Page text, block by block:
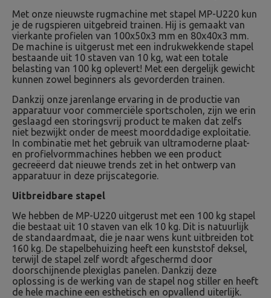
Met onze nieuwste rugmachine met stapel MP-U220 kun
je de rugspieren uitgebreid trainen. Hij is gemaakt van
vierkante profielen van 100x50x3 mm en 80x40x3 mm.
De machine is uitgerust met een indrukwekkende stapel
bestaande uit 10 staven van 10 kg, wat een totale
belasting van 100 kg oplevert! Met een dergelijk gewicht
kunnen zowel beginners als gevorderden trainen.
Dankzij onze jarenlange ervaring in de productie van
apparatuur voor commerciële sportscholen, zijn we erin
geslaagd een storingsvrij product te maken dat zelfs
niet bezwijkt onder de meest moorddadige exploitatie.
In combinatie met het gebruik van ultramoderne plaat-
en profielvormmachines hebben we een product
gecreëerd dat nieuwe trends zet in het ontwerp van
apparatuur in deze prijscategorie.
Uitbreidbare stapel
We hebben de MP-U220 uitgerust met een 100 kg stapel
die bestaat uit 10 staven van elk 10 kg. Dit is natuurlijk
de standaardmaat, die je naar wens kunt uitbreiden tot
160 kg. De stapelbehuizing heeft een kunststof deksel,
terwijl de stapel zelf wordt afgeschermd door
doorschijnende plexiglas panelen. Dankzij deze
oplossing is de werking van de stapel nog stiller en heeft
de hele machine een esthetisch en opvallend uiterlijk.